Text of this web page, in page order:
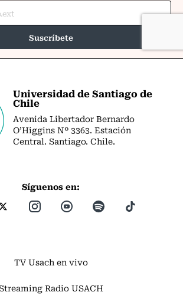
Universidad de Santiago de
Chile
Avenida Libertador Bernardo
O’Higgins Nº 3363. Estación
Central. Santiago. Chile.
Síguenos en:
TV Usach en vivo
Radio USACH